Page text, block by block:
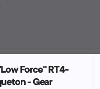
Force" RT4-
- Gear